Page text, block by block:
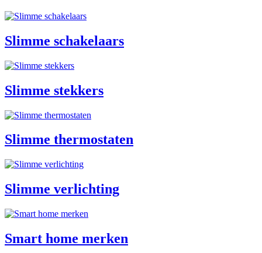
Slimme schakelaars
Slimme stekkers
Slimme thermostaten
Slimme verlichting
Smart home merken